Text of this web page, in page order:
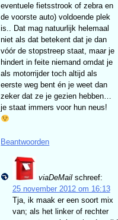
eventuele fietsstrook of zebra en
de voorste auto) voldoende plek
is.. Dat mag natuurlijk helemaal
niet als dat betekent dat je dan
vóór de stopstreep staat, maar je
hindert in feite niemand omdat je
als motorrijder toch altijd als
eerste weg bent én je weet dan
zeker dat ze je gezien hebben…
je staat immers voor hun neus!
Beantwoorden
viaDeMail schreef:
25 november 2012 om 16:13
Tja, ik maak er een soort mix
van; als het linker of rechter